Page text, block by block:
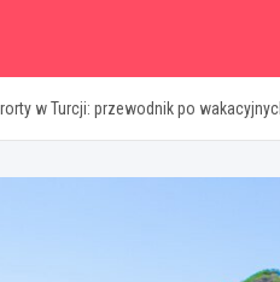
w Turcji: przewodnik po